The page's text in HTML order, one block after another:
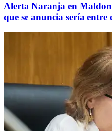
Alerta Naranja en
que se anuncia sería entre